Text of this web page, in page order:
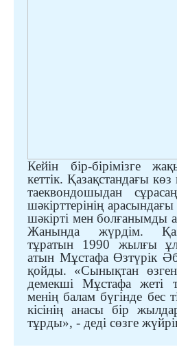
Кейін бір-бірімізге
кеттік. Қазақстандағы
таеквондошыдан
шәкірттерінің
шәкірті мен болғанымды
Жанында жүрдім.
тұратын 1990 жылғы
атын Мұстафа Өзтүрік
қойды. «Сынықтан
демекші Мұстафа жеті
менің балам бүгінде бес
кісінің анасы бір
тұрды», - деді сөзге